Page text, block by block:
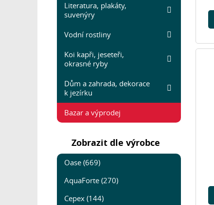
Literatura, plakáty,
suvenýry
Vodní rostliny
Koi kapři, jeseteři,
okrasné ryby
Dům a zahrada, dekorace
k jezírku
Bazar a výprodej
Zobrazit dle výrobce
Oase (669)
AquaForte (270)
Cepex (144)